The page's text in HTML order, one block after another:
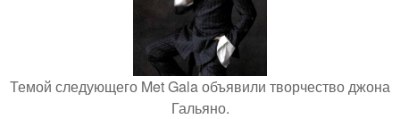
Темой следующего Met Gala объявили творчество джона
Гальяно.